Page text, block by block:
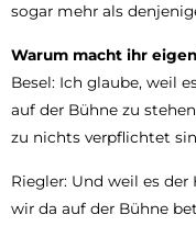
sogar mehr als
Warum macht ihr
Besel: Ich glaube, weil
auf der Bühne zu
zu nichts verpflichtet
Riegler: Und weil es
wir da auf der Bühne